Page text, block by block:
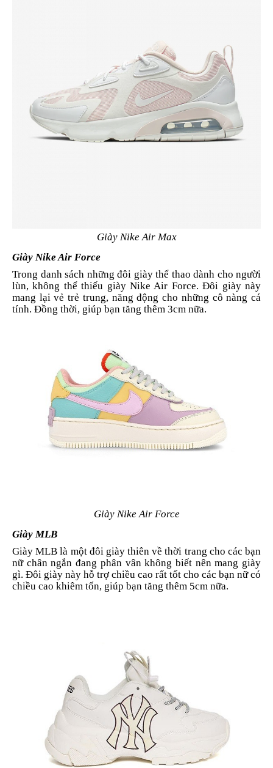
Giày Nike Air Max
Giày Nike Air Force
Trong danh sách những đôi giày thể thao dành cho người
lùn, không thể thiếu giày Nike Air Force. Đôi giày này
mang lại vẻ trẻ trung, năng động cho những cô nàng cá
tính. Đồng thời, giúp bạn tăng thêm 3cm nữa.
Giày Nike Air Force
Giày MLB
Giày MLB là một đôi giày thiên về thời trang cho các bạn
nữ chân ngắn đang phân vân không biết nên mang giày
gì. Đôi giày này hỗ trợ chiều cao rất tốt cho các bạn nữ có
chiều cao khiêm tốn, giúp bạn tăng thêm 5cm nữa.